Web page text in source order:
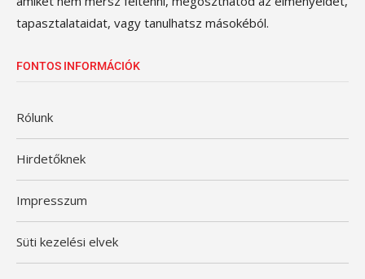
tapasztalataidat, vagy tanulhatsz másokéból.
FONTOS INFORMÁCIÓK
Rólunk
Hirdetőknek
Impresszum
Süti kezelési elvek